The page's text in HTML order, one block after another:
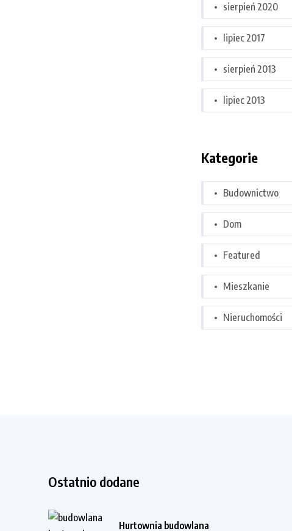
sierpień 2020
lipiec 2017
sierpień 2013
lipiec 2013
Kategorie
Budownictwo
Dom
Featured
Mieszkanie
Nieruchomości
Ostatnio dodane
Hurtownia budowlana